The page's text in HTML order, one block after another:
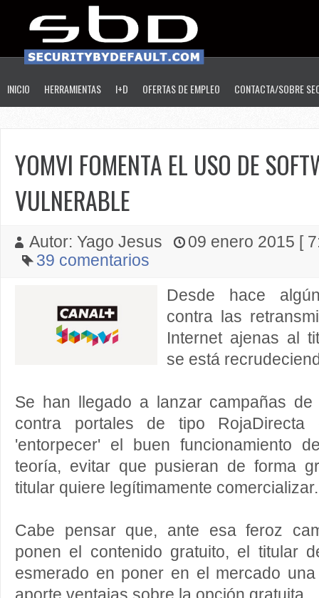
INICIO HERRAMIENTAS I+D OFERTAS DE EMPLEO CONTACTA/SOBRE
YOMVI FOMENTA EL USO DE
VULNERABLE
Autor: Yago Jesus
09 enero 2015 [
39 comentarios
Desde hace
contra las
Internet ajenas al
se está
Se han llegado a lanzar campañas de
contra portales de tipo RojaDirecta
'entorpecer' el buen funcionamiento
teoría, evitar que pusieran de forma
titular quiere legítimamente comercializar.
Cabe pensar que, ante esa feroz
ponen el contenido gratuito, el titular
esmerado en poner en el mercado